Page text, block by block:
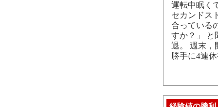
運転中眠く
セカンドス
合っている
すか？」 と
退。 週末，
勝手に4連